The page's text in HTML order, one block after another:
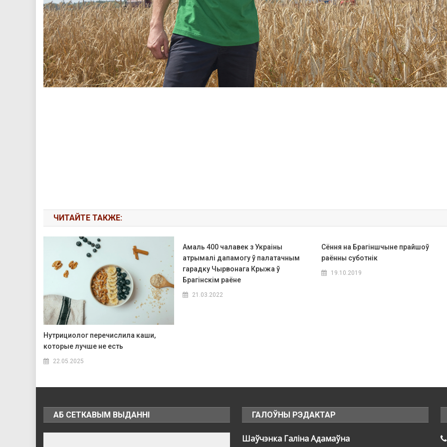
ЧИТАЙТЕ ТАКЖЕ:
Нутрициолог перечислила каши,
которые лучше не есть
22.05.2025
Амаль 400 чалавек з Украіны
атрымалі дапамогу ў палатачным
гарадку Чырвонага Крыжа ў
Брагінскім раёне
21.03.2022
Сёння на Брагіншчыне прайшоў
раённы суботнік
19.10.2019
АБ СЕТКАВЫМ ВЫДАННІ ГАЛОЎНЫ РЭДАКТАР
Шаўчэнка Галіна Адамаўна